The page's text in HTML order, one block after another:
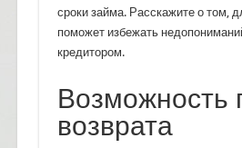
сроки займа. Расскажите о том,
поможет избежать
кредитором.
Возможность
возврата